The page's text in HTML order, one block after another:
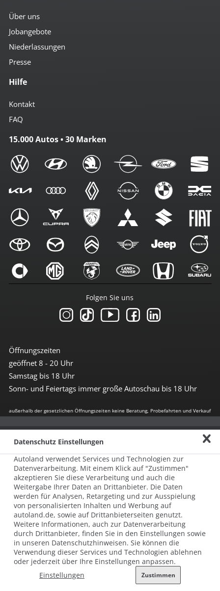
Über uns
Jobangebote
Niederlassungen
Presse
Hilfe
Kontakt
FAQ
15.000 Autos • 30 Marken
Öffnungszeiten
geöffnet 8 - 20 Uhr
Samstag bis 18 Uhr
Sonn- und Feiertags immer große Autoschau bis 18 Uhr
Folgen Sie uns
außerhalb der gesetzlichen Öffnungszeiten keine Beratung, Probefahrten und Verkauf
© 2026 AUTOLAND 24 SE & Co. Betriebs KG
Werner-von-Siemens-Str. 2, 06796 Brehna, Deutschland
Impressum
Datenschutz
Hinweisgebersystem nach HinSchG
Beschwerde nach LkSG
Grundsatzerklärung zum LkSG
Datenschutz Einstellungen
Autoland verwendet Services und Technologien zur
Datenverarbeitung. Mit einem Klick auf "Zustimmen"
akzeptieren Sie diese Verarbeitung und auch die
Weitergabe Ihrer Daten an Drittanbieter. Die Daten
werden für Analysen, Retargeting und zur Ausspielung
von personalisierten Inhalten und Werbung auf
autoland.de, sowie auf Drittanbieterseiten genutzt.
Weitere Informationen, auch zur Datenverarbeitung
durch Drittanbieter, finden Sie in den Einstellungen sowie
in unseren Datenschutzhinweisen. Sie können die
Verwendung dieser Services und Technologien ablehnen
oder jederzeit über Ihre Einstellungen anpassen.
Einstellungen
Zustimmen